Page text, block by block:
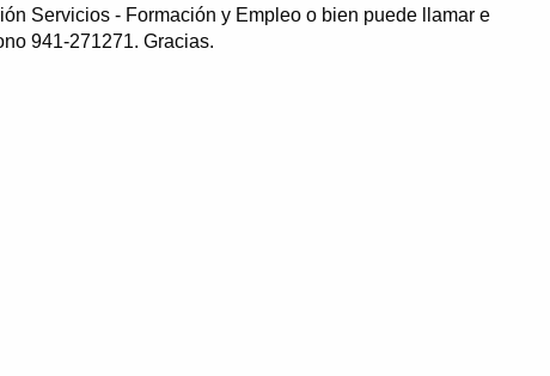
Servicios - Formación y Empleo o bien puede llamar e
941-271271. Gracias.